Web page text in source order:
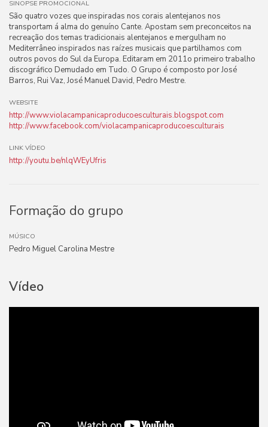
SINOPSE PROMOCIONAL
São quatro vozes que inspiradas nos corais alentejanos nos
transportam á alma do genuíno Cante. Apostam sem preconceitos na
recreação dos temas tradicionais alentejanos e mergulham no
Mediterrâneo inspirados nas raízes musicais que partilhamos com
outros povos do Sul da Europa. Editaram em 2011o primeiro trabalho
discográfico Demudado em Tudo. O Grupo é composto por José
Barros, Rui Vaz, José Manuel David, Pedro Mestre.
WEBSITE
http://www.violacampanicaproducoesculturais.blogspot.com
http://www.facebook.com/violacampanicaproducoesculturais
LINK VÍDEO
http://youtu.be/nlqWEyUfris
Formação do grupo
MÚSICO
Pedro Miguel Carolina Mestre
Vídeo